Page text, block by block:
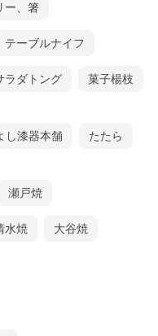
ー、箸
テーブルナイフ
ラダトング 菓子楊枝
し漆器本舗 たたら
瀬戸焼
水焼 大谷焼